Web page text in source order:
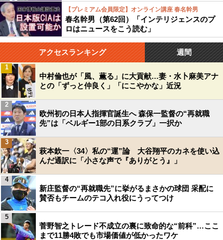
【プレミアム会員限定】オンライン講座 春名幹男
春名幹男（第62回）「インテリジェンスのプ
ロはニュースをこう読む」
アクセスランキング 週間
中村倫也が「風、薫る」に大貢献…妻・水卜麻美アナ
との「ずっと仲良く」「にこやかな」近況
1
欧州初の日本人指揮官誕生へ 森保一監督の“再就職
先”は「ベルギー1部の日系クラブ」一択か
2
萩本欽一〈34〉私の“運”論 大谷翔平のカネを使い込
んだ通訳に「小さな声で『ありがとう』」
3
新庄監督の“再就職先”に挙がるまさかの球団 采配に
賛否もチームのテコ入れ役にうってつけ
4
菅野智之トレード不成立の裏に致命的な“前科”…ここ
まで11勝4敗でも市場価値が低かったワケ
5